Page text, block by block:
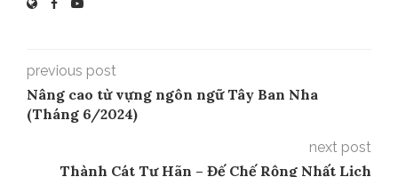
previous post
Nâng cao từ vựng ngôn ngữ Tây Ban Nha
(Tháng 6/2024)
next post
Thành Cát Tư Hãn – Đế Chế Rộng Nhất Lịch